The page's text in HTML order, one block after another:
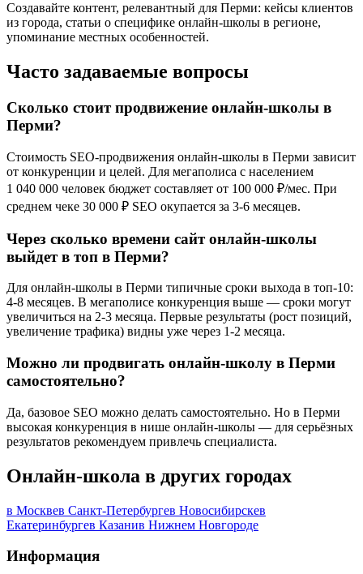
Создавайте контент, релевантный для Перми: кейсы клиентов
из города, статьи о специфике онлайн-школы в регионе,
упоминание местных особенностей.
Часто задаваемые вопросы
Сколько стоит продвижение онлайн-школы в
Перми?
Стоимость SEO-продвижения онлайн-школы в Перми зависит
от конкуренции и целей. Для мегаполиса с населением
1 040 000 человек бюджет составляет от 100 000 ₽/мес. При
среднем чеке 30 000 ₽ SEO окупается за 3-6 месяцев.
Через сколько времени сайт онлайн-школы
выйдет в топ в Перми?
Для онлайн-школы в Перми типичные сроки выхода в топ-10:
4-8 месяцев. В мегаполисе конкуренция выше — сроки могут
увеличиться на 2-3 месяца. Первые результаты (рост позиций,
увеличение трафика) видны уже через 1-2 месяца.
Можно ли продвигать онлайн-школу в Перми
самостоятельно?
Да, базовое SEO можно делать самостоятельно. Но в Перми
высокая конкуренция в нише онлайн-школы — для серьёзных
результатов рекомендуем привлечь специалиста.
Онлайн-школа в других городах
в Москвев Санкт-Петербургев Новосибирскев
Екатеринбургев Казанив Нижнем Новгороде
Информация